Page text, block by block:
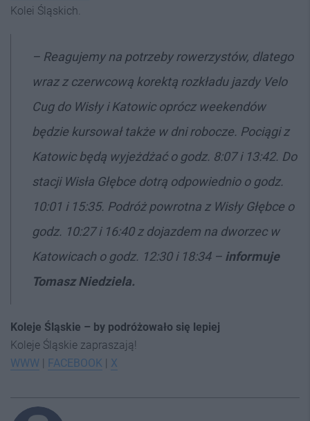
Kolei Śląskich.
– Reagujemy na potrzeby rowerzystów, dlatego
wraz z czerwcową korektą rozkładu jazdy Velo
Cug do Wisły i Katowic oprócz weekendów
będzie kursował także w dni robocze. Pociągiz
Katowic będą wyjeżdżać o godz. 8:07 i 13:42. Do
stacji Wisła Głębce dotrą odpowiednio o godz.
10:01 i 15:35. Podróż powrotna z Wisły Głębce o
godz. 10:27 i 16:40 z dojazdem na dworzec w
Katowicach o godz. 12:30 i 18:34 – informuje
Tomasz Niedziela.
Koleje Śląskie – by podróżowało się lepiej
Koleje Śląskie zapraszają!
WWW | FACEBOOK | X